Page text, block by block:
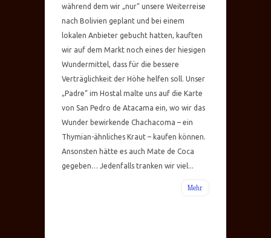
während dem wir „nur“ unsere Weiterreise
nach Bolivien geplant und bei einem
lokalen Anbieter gebucht hatten, kauften
wir auf dem Markt noch eines der hiesigen
Wundermittel, dass für die bessere
Verträglichkeit der Höhe helfen soll. Unser
„Padre“ im Hostal malte uns auf die Karte
von San Pedro de Atacama ein, wo wir das
Wunder bewirkende Chachacoma – ein
Thymian-ähnliches Kraut – kaufen können.
Ansonsten hätte es auch Mate de Coca
gegeben… Jedenfalls tranken wir viel...
Mehr